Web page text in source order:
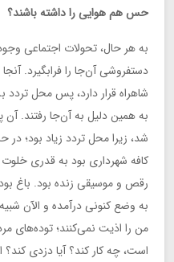
حس هم هوایی را داشته باشند؟
به هر حال، تحولات اجتماعی
دستفروشی آن‌جا را فرابگیرد.
شاهراه قرار دارد، پس محل
به همین دلیل به آن‌جا رفتند. آن
شد، زیرا محل تردد زیاد بود؛
کافه شهرداری بود به قدری
رقص و موسیقی زنده بود. باغ
به وضع کنونی درآمده و الآن
من را اذیت نمی‌کنند؛
است، چه کار کند؟ آیا دزدی کند؟